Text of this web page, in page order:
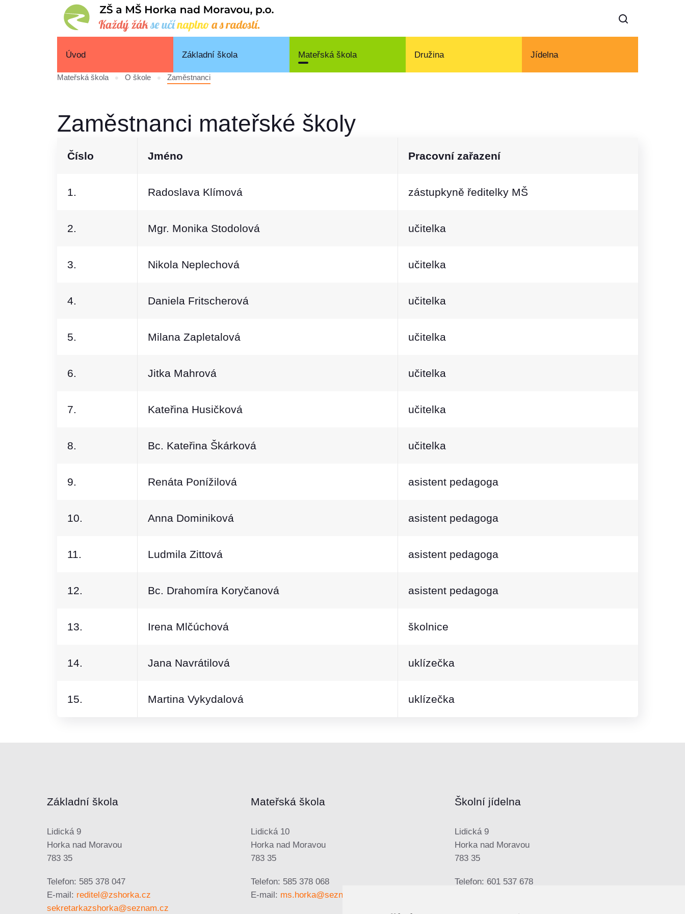
Úvod Základní škola Mateřská škola Družina Jídelna
Mateřská škola O škole Zaměstnanci
Zaměstnanci mateřské školy
Číslo Jméno Pracovní zařazení
1. Radoslava Klímová zástupkyně ředitelky MŠ
2. Mgr. Monika Stodolová učitelka
3. Nikola Neplechová učitelka
4. Daniela Fritscherová učitelka
5. Milana Zapletalová učitelka
6. Jitka Mahrová učitelka
7. Kateřina Husičková učitelka
8. Bc. Kateřina Škárková učitelka
9. Renáta Ponížilová asistent pedagoga
10. Anna Dominiková asistent pedagoga
11. Ludmila Zittová asistent pedagoga
12. Bc. Drahomíra Koryčanová asistent pedagoga
13. Irena Mlčúchová školnice
14. Jana Navrátilová uklízečka
15. Martina Vykydalová uklízečka
Základní škola
Lidická 9
Horka nad Moravou
783 35
Telefon: 585 378 047
E-mail: reditel@zshorka.cz
sekretarkazshorka@seznam.cz
Mateřská škola
Lidická 10
Horka nad Moravou
783 35
Telefon: 585 378 068
E-mail: ms.horka@seznam.cz
Školní jídelna
Lidická 9
Horka nad Moravou
783 35
Telefon: 601 537 678